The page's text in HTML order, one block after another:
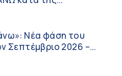
Οι κίνδυνοι για
επίκεντρο των
Νέα φάση του
Σεπτέμβριο 2026 –
έως το 2030